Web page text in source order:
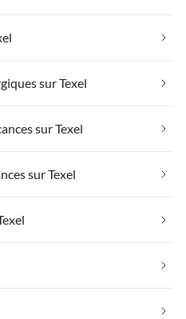
sur Texel
sur Texel
sur Texel